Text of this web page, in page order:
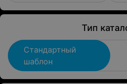
Тип
Стандартный
шаблон